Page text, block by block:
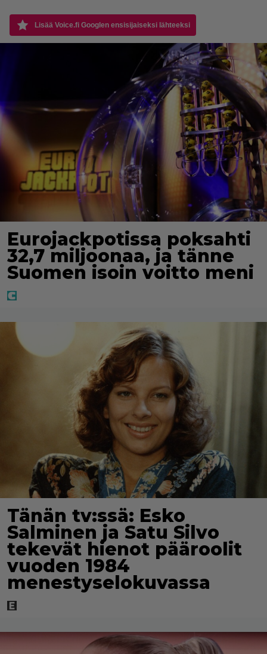
Lisää Voice.fi Googlen ensisijaiseksi lähteeksi
Eurojackpotissa poksahti
32,7 miljoonaa, ja tänne
Suomen isoin voitto meni
Tänän tv:ssä: Esko
Salminen ja Satu Silvo
tekevät hienot pääroolit
vuoden 1984
menestyselokuvassa